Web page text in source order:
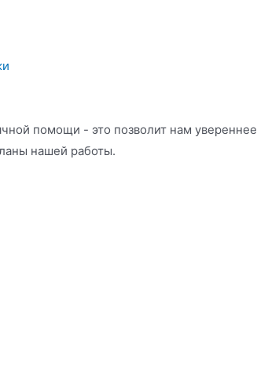
помощи - это позволит нам увереннее
нашей работы.